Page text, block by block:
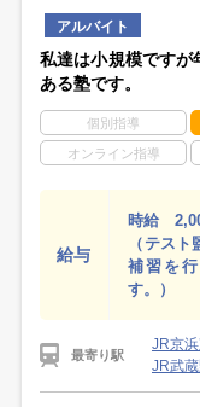
アルバイト
私達は小規模ですが
ある塾です。
個別指導
オンライン指導
給与
時給
（テス
補習を
す。）
最寄り駅
JR京
JR武